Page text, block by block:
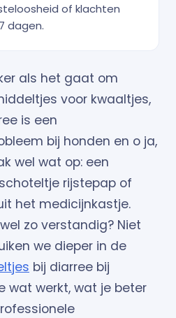
of klachten
dagen.
als het gaat om
voor kwaaltjes,
is een
bij honden en o ja,
wel wat op: een
rijstepap of
het medicijnkastje.
zo verstandig? Niet
we dieper in de
bij diarree bij
wat werkt, wat je beter